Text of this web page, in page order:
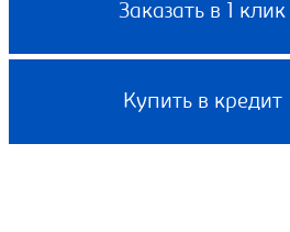
Заказать в 1 клик
Купить в кредит